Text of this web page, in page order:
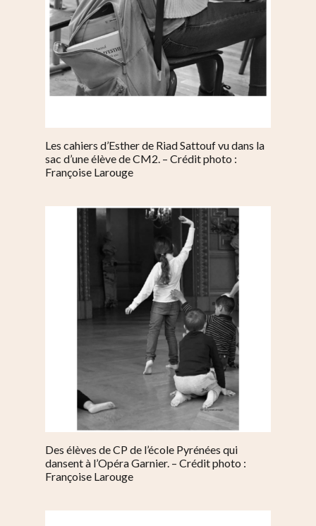
Les cahiers d’Esther de Riad Sattouf vu dans la
sac d’une élève de CM2. – Crédit photo :
Françoise Larouge
Des élèves de CP de l’école Pyrénées qui
dansent à l’Opéra Garnier. – Crédit photo :
Françoise Larouge
Au quotidien
Commerces
Histoire
Immobilier
Se régaler
Bars et cafés
Restos
Street food
Se bouger
Agenda
Balades
Culture
Enfants
Par quartier
Pelleport / Saint-
Télégraphe
Plaine Lagny
Saint-Blaise / Réunion
Nous Soutenir